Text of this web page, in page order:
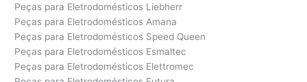
Peças para Eletrodomésticos Liebherr
Peças para Eletrodomésticos Amana
Peças para Eletrodomésticos Speed Queen
Peças para Eletrodomésticos Esmaltec
Peças para Eletrodomésticos Elettromec